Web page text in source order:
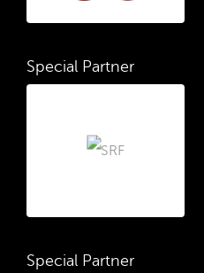
Special Partner
Special Partner